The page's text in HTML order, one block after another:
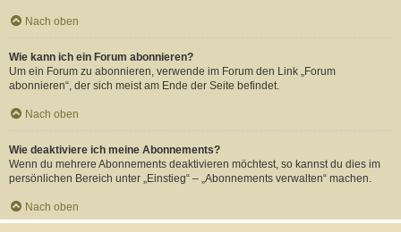
Nach oben
Wie kann ich ein Forum abonnieren?
Um ein Forum zu abonnieren, verwende im Forum den Link „Forum
abonnieren“, der sich meist am Ende der Seite befindet.
Nach oben
Wie deaktiviere ich meine Abonnements?
Wenn du mehrere Abonnements deaktivieren möchtest, so kannst du dies im
persönlichen Bereich unter „Einstieg“ – „Abonnements verwalten“ machen.
Nach oben